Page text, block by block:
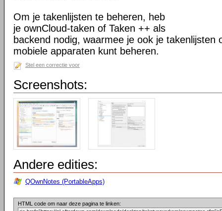
Om je takenlijsten te beheren, heb
je ownCloud-taken of Taken ++ als
backend nodig, waarmee je ook je takenlijsten
mobiele apparaten kunt beheren.
Stel een correctie voor
Screenshots:
Andere edities:
QOwnNotes (PortableApps)
HTML code om naar deze pagina te linken: